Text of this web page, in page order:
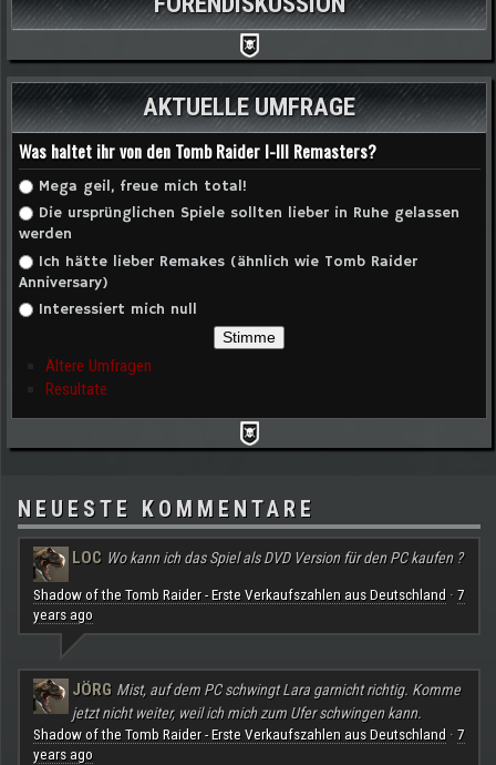
AKTUELLE UMFRAGE
Was haltet ihr von den Tomb Raider I-III Remasters?
Auswahlmöglichkeiten
Mega geil, freue mich total!
Die ursprünglichen Spiele sollten lieber in Ruhe gelassen
werden
Ich hätte lieber Remakes (ähnlich wie Tomb Raider
Anniversary)
Interessiert mich null
Ältere Umfragen
Resultate
NEUESTE KOMMENTARE
LOC Wo kann ich das Spiel als DVD Version für den PC kaufen ?
Shadow of the Tomb Raider - Erste Verkaufszahlen aus Deutschland · 7
years ago
JÖRG Mist, auf dem PC schwingt Lara garnicht richtig. Komme
jetzt nicht weiter, weil ich mich zum Ufer schwingen kann.
Shadow of the Tomb Raider - Erste Verkaufszahlen aus Deutschland · 7
years ago